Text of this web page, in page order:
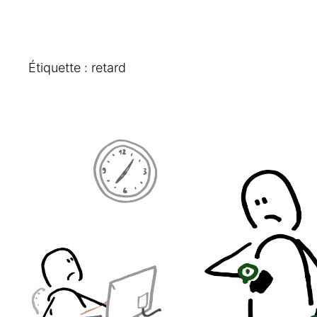
Étiquette : retard